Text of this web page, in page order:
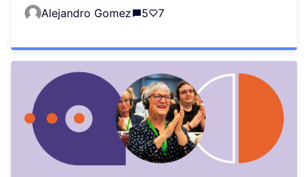
Alejandro Gomez 5 7